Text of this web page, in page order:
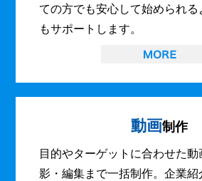
ての方でも安心して始められ
もサポートします。
動画制作
目的やターゲットに合わせた
影・編集まで一括制作。企業紹